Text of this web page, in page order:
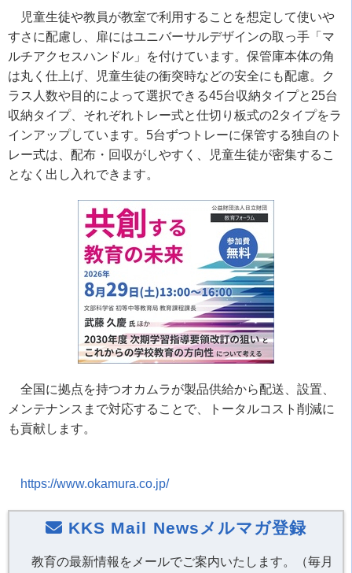
児童生徒や教員が教室で利用することを想定して使いや
すさに配慮し、扉にはユニバーサルデザインの取っ手「マ
ルチアクセスハンドル」を付けています。保管庫本体の角
は丸く仕上げ、児童生徒の衝突時などの安全にも配慮。ク
ラス人数や目的によって選択できる45台収納タイプと25台
収納タイプ、それぞれトレー式と仕切り板式の2タイプをラ
インアップしています。5台ずつトレーに保管する独自のト
レー式は、配布・回収がしやすく、児童生徒が密集するこ
となく出し入れできます。
全国に拠点を持つオカムラが製品供給から配送、設置、
メンテナンスまで対応することで、トータルコスト削減に
も貢献します。
https://www.okamura.co.jp/
KKS Mail Newsメルマガ登録
教育の最新情報をメールでご案内いたします。（毎月